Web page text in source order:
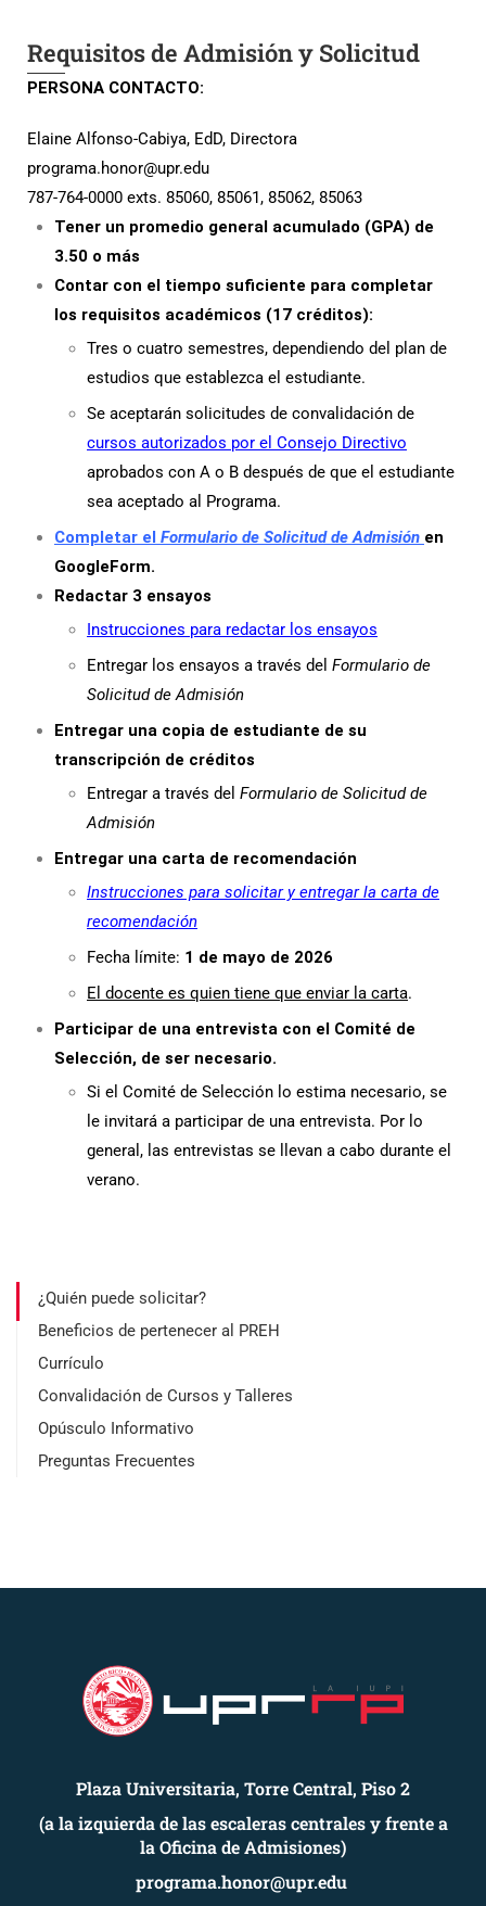
Requisitos de Admisión y Solicitud
PERSONA CONTACTO:
Elaine Alfonso-Cabiya, EdD, Directora
programa.honor@upr.edu
787-764-0000 exts. 85060, 85061, 85062, 85063
Tener un promedio general acumulado (GPA) de
3.50 o más
Contar con el tiempo suficiente para completar
los requisitos académicos (17 créditos):
Tres o cuatro semestres, dependiendo del plan de
estudios que establezca el estudiante.
Se aceptarán solicitudes de convalidación de
cursos autorizados por el Consejo Directivo
aprobados con A o B después de que el estudiante
sea aceptado al Programa.
Completar el Formulario de Solicitud de Admisión en
GoogleForm.
Redactar 3 ensayos
Instrucciones para redactar los ensayos
Entregar los ensayos a través del Formulario de
Solicitud de Admisión
Entregar una copia de estudiante de su
transcripción de créditos
Entregar a través del Formulario de Solicitud de
Admisión
Entregar una carta de recomendación
Instrucciones para solicitar y entregar la carta de
recomendación
Fecha límite: 1 de mayo de 2026
El docente es quien tiene que enviar la carta.
Participar de una entrevista con el Comité de
Selección, de ser necesario.
Si el Comité de Selección lo estima necesario, se
le invitará a participar de una entrevista. Por lo
general, las entrevistas se llevan a cabo durante el
verano.
¿Quién puede solicitar?
Beneficios de pertenecer al PREH
Currículo
Convalidación de Cursos y Talleres
Opúsculo Informativo
Preguntas Frecuentes
Plaza Universitaria, Torre Central, Piso 2
(a la izquierda de las escaleras centrales y frente a
la Oficina de Admisiones)
programa.honor@upr.edu